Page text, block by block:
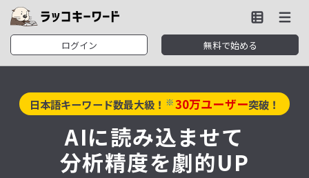
ログイン 無料で始める
日本語キーワード数最大級！ ※30万ユーザー突破！
AIに読み込ませて
分析精度を劇的UP